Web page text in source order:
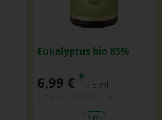
Eukalyptus bio 85%
6,99 € * / 5 ml
5 ml